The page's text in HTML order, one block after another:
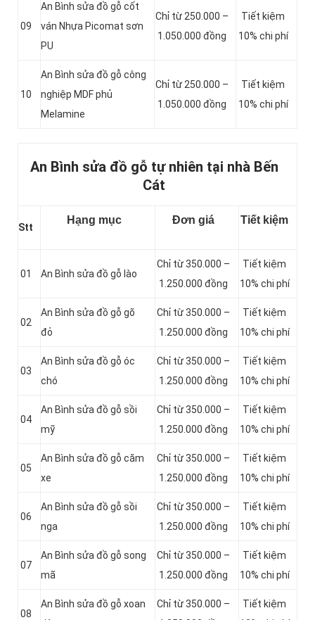
09
An Bình sửa đồ gỗ cốt
ván Nhựa Picomat sơn
PU
Chỉ từ 250.000 –
1.050.000 đồng
Tiết kiệm
10% chi phí
10
An Bình sửa đồ gỗ công
nghiệp MDF phủ
Melamine
Chỉ từ 250.000 –
1.050.000 đồng
Tiết kiệm
10% chi phí
An Bình sửa đồ gỗ tự nhiên tại nhà Bến
Cát
Stt
Hạng mục Đơn giá Tiết kiệm
01 An Bình sửa đồ gỗ lào
Chỉ từ 350.000 –
1.250.000 đồng
Tiết kiệm
10% chi phí
02
An Bình sửa đồ gỗ gõ
đỏ
Chỉ từ 350.000 –
1.250.000 đồng
Tiết kiệm
10% chi phí
03
An Bình sửa đồ gỗ óc
chó
Chỉ từ 350.000 –
1.250.000 đồng
Tiết kiệm
10% chi phí
04
An Bình sửa đồ gỗ sồi
mỹ
Chỉ từ 350.000 –
1.250.000 đồng
Tiết kiệm
10% chi phí
05
An Bình sửa đồ gỗ căm
xe
Chỉ từ 350.000 –
1.250.000 đồng
Tiết kiệm
10% chi phí
06
An Bình sửa đồ gỗ sồi
nga
Chỉ từ 350.000 –
1.250.000 đồng
Tiết kiệm
10% chi phí
07
An Bình sửa đồ gỗ song
mã
Chỉ từ 350.000 –
1.250.000 đồng
Tiết kiệm
10% chi phí
08
An Bình sửa đồ gỗ xoan
Chỉ từ 350.000 –
Tiết kiệm